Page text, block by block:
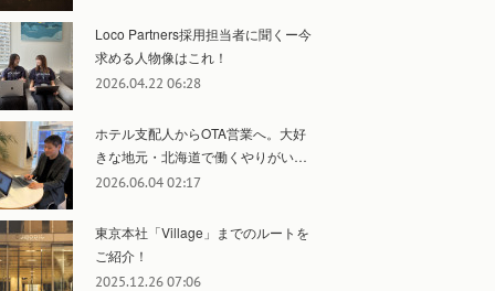
Loco Partners採用担当者に聞くー今
求める人物像はこれ！
2026.04.22 06:28
ホテル支配人からOTA営業へ。大好
きな地元・北海道で働くやりがい…
2026.06.04 02:17
東京本社「Village」までのルートを
ご紹介！
2025.12.26 07:06